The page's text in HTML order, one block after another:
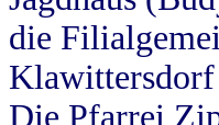
die
Klawittersdorf
Die Pfarrei